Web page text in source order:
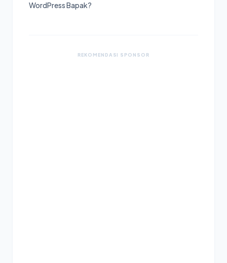
WordPress Bapak?
REKOMENDASI SPONSOR